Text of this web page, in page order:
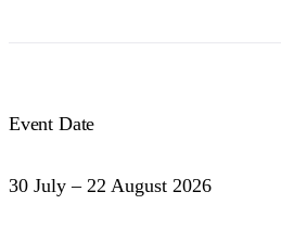
Event Date
30 July – 22 August 2026